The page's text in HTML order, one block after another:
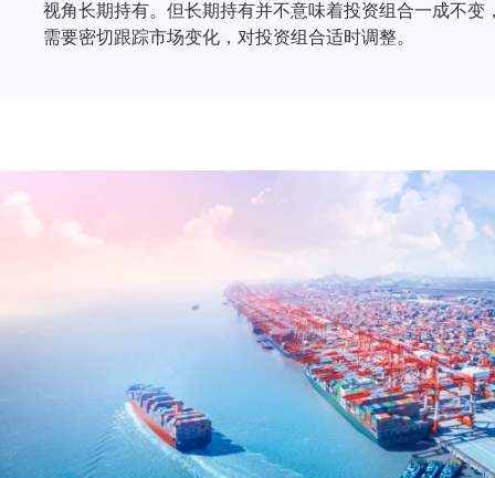
视角长期持有。但长期持有并不意味着投资组合一成不变
需要密切跟踪市场变化，对投资组合适时调整。